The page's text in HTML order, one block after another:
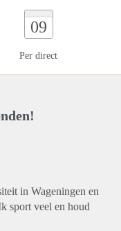
09
Per direct
in Wageningen en
sport veel en houd